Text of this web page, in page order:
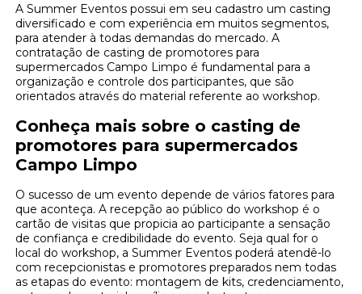
A Summer Eventos possui em seu cadastro um casting
diversificado e com experiência em muitos segmentos,
para atender à todas demandas do mercado. A
contratação de casting de promotores para
supermercados Campo Limpo é fundamental para a
organização e controle dos participantes, que são
orientados através do material referente ao workshop.
Conheça mais sobre o casting de
promotores para supermercados
Campo Limpo
O sucesso de um evento depende de vários fatores para
que aconteça. A recepção ao público do workshop é o
cartão de visitas que propicia ao participante a sensação
de confiança e credibilidade do evento. Seja qual for o
local do workshop, a Summer Eventos poderá atendê-lo
com recepcionistas e promotores preparados nem todas
as etapas do evento: montagem de kits, credenciamento,